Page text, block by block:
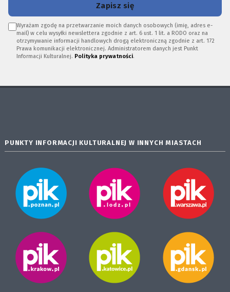
Zapisz się
Wyrażam zgodę na przetwarzanie moich danych osobowych (imię, adres e-
mail) w celu wysyłki newslettera zgodnie z art. 6 ust. 1 lit. a RODO oraz na
otrzymywanie informacji handlowych drogą elektroniczną zgodnie z art. 172
Prawa komunikacji elektronicznej. Administratorem danych jest Punkt
Informacji Kulturalnej. Polityka prywatności.
PUNKTY INFORMACJI KULTURALNEJ W INNYCH MIASTACH